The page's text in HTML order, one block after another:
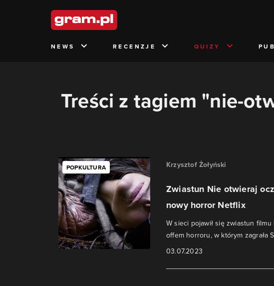
NEWS RECENZJE QUIZY
Treści z tagiem "nie-
POPKULTURA Krzysztof Żołyński
Zwiastun Nie otwieraj
nowy horror Netflix
W sieci pojawił się zwiastun
offem horroru, w którym zagrała
03.07.2023